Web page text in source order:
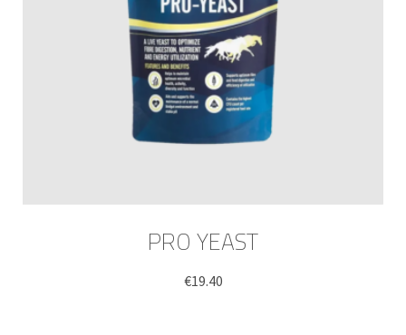
PRO YEAST
€19.40